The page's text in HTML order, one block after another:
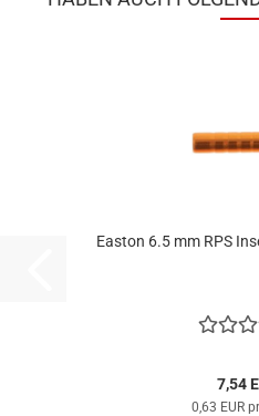
Easton 6.5 mm RPS
7,54
0,63 EUR